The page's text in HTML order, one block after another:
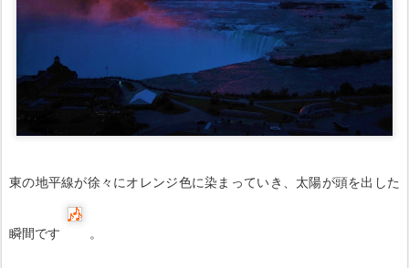
東の地平線が徐々にオレンジ色に染まっていき、太陽が頭を出した
瞬間です 。